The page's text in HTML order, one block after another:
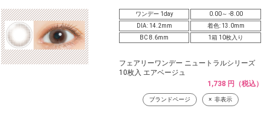
ワンデー 1day
0.00～ -8.00
DIA: 14.2mm
着色: 13.0mm
BC 8.6mm
1箱 10枚入り
フェアリーワンデー ニュートラルシリーズ
10枚入 エアベージュ
1,738 円（税込）
ブランドページ 非表示